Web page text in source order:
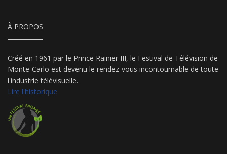
À PROPOS
Créé en 1961 par le Prince Rainier III, le Festival de Télévision de
Monte-Carlo est devenu le rendez-vous incontournable de toute
l'industrie télévisuelle.
Lire l'historique